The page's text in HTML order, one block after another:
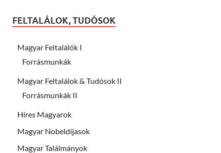
FELTALÁLOK, TUDÓSOK
Magyar Feltalálók I
Forrásmunkák
Magyar Feltalálok & Tudósok II
Forrásmunkák II
Híres Magyarok
Magyar Nobeldíjasok
Magyar Találmányok